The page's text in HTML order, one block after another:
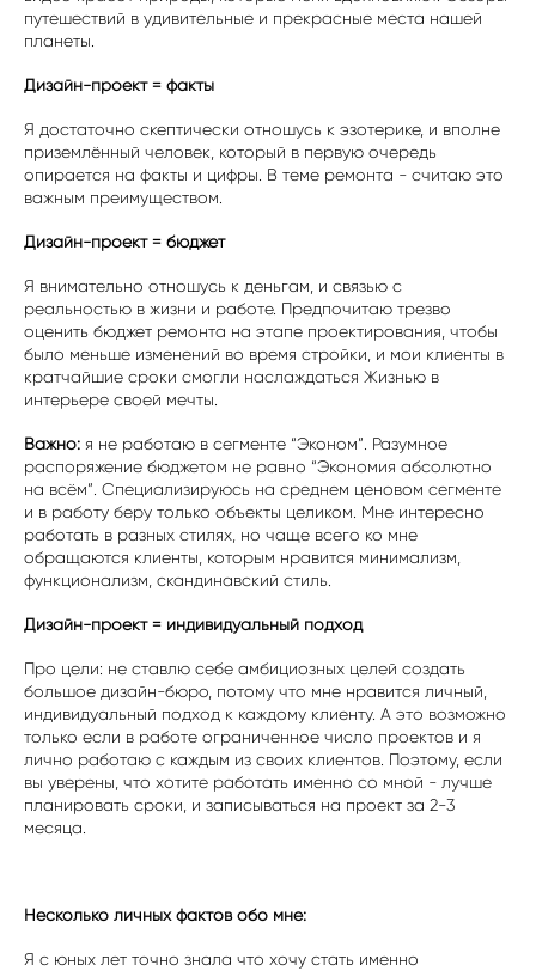
путешествий в удивительные и прекрасные места нашей
планеты.
Дизайн-проект = факты
Я достаточно скептически отношусь к эзотерике, и вполне
приземлённый человек, который в первую очередь
опирается на факты и цифры. В теме ремонта - считаю это
важным преимуществом.
Дизайн-проект = бюджет
Я внимательно отношусь к деньгам, и связью с
реальностью в жизни и работе. Предпочитаю трезво
оценить бюджет ремонта на этапе проектирования, чтобы
было меньше изменений во время стройки, и мои клиенты в
кратчайшие сроки смогли наслаждаться Жизнью в
интерьере своей мечты.
Важно: я не работаю в сегменте “Эконом”. Разумное
распоряжение бюджетом не равно “Экономия абсолютно
на всём”. Специализируюсь на среднем ценовом сегменте
и в работу беру только объекты целиком. Мне интересно
работать в разных стилях, но чаще всего ко мне
обращаются клиенты, которым нравится минимализм,
функционализм, скандинавский стиль.
Дизайн-проект = индивидуальный подход
Про цели: не ставлю себе амбициозных целей создать
большое дизайн-бюро, потому что мне нравится личный,
индивидуальный подход к каждому клиенту. А это возможно
только если в работе ограниченное число проектов и я
лично работаю с каждым из своих клиентов. Поэтому, если
вы уверены, что хотите работать именно со мной - лучше
планировать сроки, и записываться на проект за 2-3
месяца.
Несколько личных фактов обо мне:
Я с юных лет точно знала что хочу стать именно